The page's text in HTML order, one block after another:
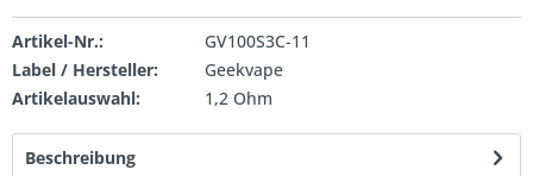
Artikel-Nr.:
GV100S3C-11
Label / Hersteller:
Geekvape
Artikelauswahl:
1,2 Ohm
Beschreibung